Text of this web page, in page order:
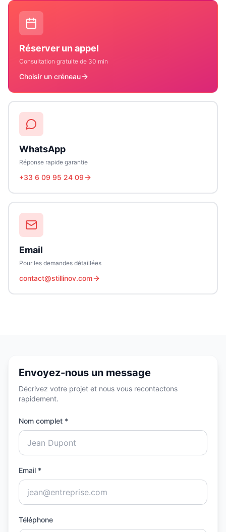
Réserver un appel
Consultation gratuite de 30 min
Choisir un créneau
WhatsApp
Réponse rapide garantie
+33 6 09 95 24 09
Email
Pour les demandes détaillées
contact@stillinov.com
Envoyez-nous un message
Décrivez votre projet et nous vous recontactons
rapidement.
Nom complet *
Email *
Téléphone